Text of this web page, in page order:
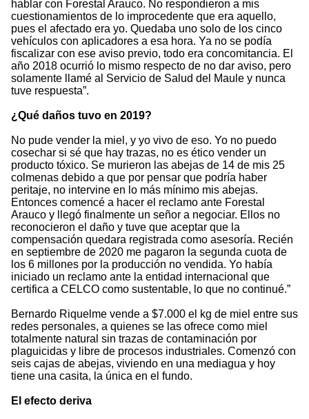
hablar con Forestal Arauco. No respondieron a mis
cuestionamientos de lo improcedente que era aquello,
pues el afectado era yo. Quedaba uno solo de los cinco
vehículos con aplicadores a esa hora. Ya no se podía
fiscalizar con ese aviso previo, todo era concomitancia. El
año 2018 ocurrió lo mismo respecto de no dar aviso, pero
solamente llamé al Servicio de Salud del Maule y nunca
tuve respuesta”.
¿Qué daños tuvo en 2019?
No pude vender la miel, y yo vivo de eso. Yo no puedo
cosechar si sé que hay trazas, no es ético vender un
producto tóxico. Se murieron las abejas de 14 de mis 25
colmenas debido a que por pensar que podría haber
peritaje, no intervine en lo más mínimo mis abejas.
Entonces comencé a hacer el reclamo ante Forestal
Arauco y llegó finalmente un señor a negociar. Ellos no
reconocieron el daño y tuve que aceptar que la
compensación quedara registrada como asesoría. Recién
en septiembre de 2020 me pagaron la segunda cuota de
los 6 millones por la producción no vendida. Yo había
iniciado un reclamo ante la entidad internacional que
certifica a CELCO como sustentable, lo que no continué.”
Bernardo Riquelme vende a $7.000 el kg de miel entre sus
redes personales, a quienes se las ofrece como miel
totalmente natural sin trazas de contaminación por
plaguicidas y libre de procesos industriales. Comenzó con
seis cajas de abejas, viviendo en una mediagua y hoy
tiene una casita, la única en el fundo.
El efecto deriva